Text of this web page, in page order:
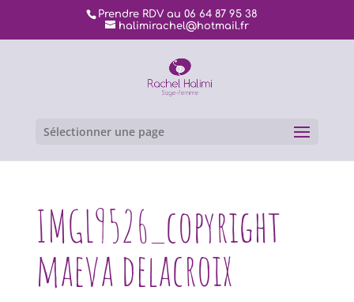
Prendre RDV au 06 64 87 95 38
halimirachel@hotmail.fr
Sélectionner une page
IMGL9526_copyright
maeva delacroix